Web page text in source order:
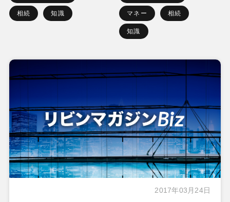
相続 知識 マネー 相続
知識
2017年03月24日